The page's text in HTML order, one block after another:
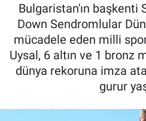
Bulgaristan'ın başkenti
Down Sendromlular
mücadele eden milli
Uysal, 6 altın ve 1 bronz
dünya rekoruna imza
gurur